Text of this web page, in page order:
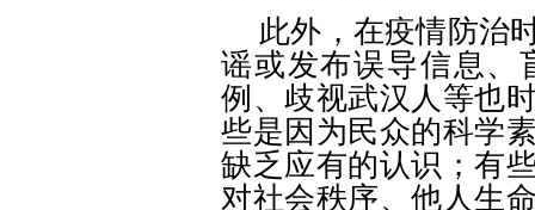
此外，在疫情防治
谣或发布误导信息、
例、歧视武汉人等也
些是因为民众的科学
缺乏应有的认识；有
对社会秩序、他人生